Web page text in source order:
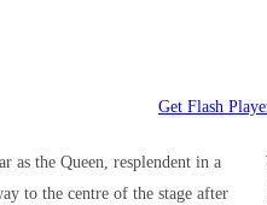
Get Flash
as the Queen, resplendent in a
to the centre of the stage after